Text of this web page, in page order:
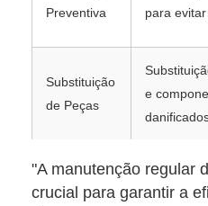
Preventiva
para
Substituição
de Peças
e
"A manutenção regular
crucial para garantir a